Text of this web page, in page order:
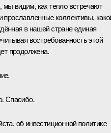
видим, как тепло встречают
прославленные коллективы,
в нашей стране единая
востребованность этой
продолжена.
Спасибо.
об инвестиционной политике